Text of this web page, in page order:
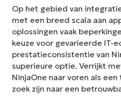
Op het gebied van
met een breed scala aan
oplossingen vaak
keuze voor gevarieerde IT-
prestatieconsistentie van
superieure optie. Verrijkt
NinjaOne naar voren als
zoek zijn naar een